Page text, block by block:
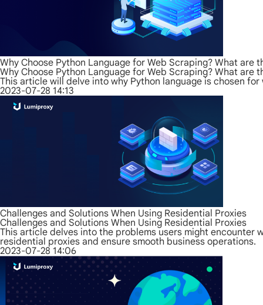
Why Choose Python Language for Web Scraping? What are
Why Choose Python Language for Web Scraping? What are
This article will delve into why Python language is chosen
2023-07-28 14:13
Challenges and Solutions When Using Residential Proxies
Challenges and Solutions When Using Residential Proxies
This article delves into the problems users might encounter
residential proxies and ensure smooth business operations.
2023-07-28 14:06